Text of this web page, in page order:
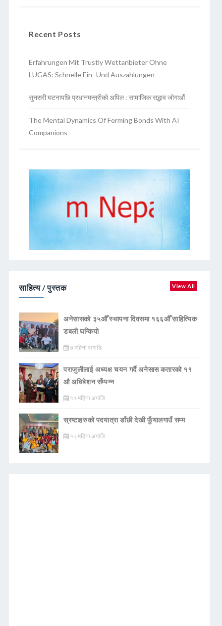
Recent Posts
Erfahrungen Mit Trustly Wettanbieter Ohne
LUGAS: Schnelle Ein- Und Auszahlungen
सुनसरी घटनापछि प्रधानमन्त्रीको अपिल : सामाजिक सद्भाव जोगाऔं
The Mental Dynamics Of Forming Bonds With AI
Companions
साहित्य / पुस्तक View All
अनेसासको ३५औँ स्थापना दिवसमा १६६औँ साहित्यिक
डबली घन्कियाे
७ महिना अगाडि
पराजुलीलाई अध्यक्ष चयन गर्दै अनेसास कतारको ११
औ अधिबेशन सँम्पन्न
११ महिना अगाडि
स्रष्टाहरुको पदयात्रा डाँछी देखी फुँयालगाउँ सम्म
१२ महिना अगाडि